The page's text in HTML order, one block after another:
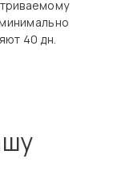
40 дн.